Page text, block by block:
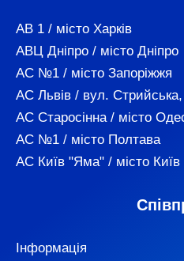
АВ 1 / місто Харків
АВЦ Дніпро / місто Дніпро
АС №1 / місто Запоріжжя
АС Львів / вул.
АС Старосінна / місто
АС №1 / місто Полтава
АС Київ "Яма" / місто Київ
Інформація